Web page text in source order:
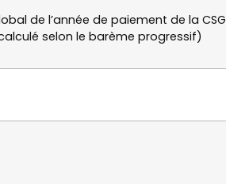
de l’année de paiement de la CSG
selon le barème progressif)